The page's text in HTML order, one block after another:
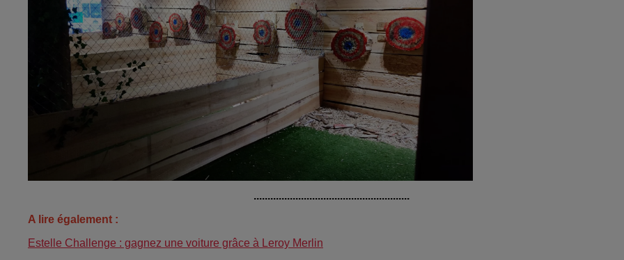
........................................................
A lire également :
Estelle Challenge : gagnez une voiture grâce à Leroy Merlin